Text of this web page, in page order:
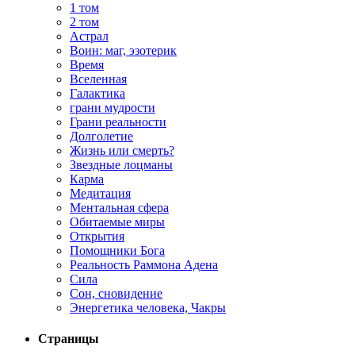
1 том
2 том
Астрал
Воин: маг, эзотерик
Время
Вселенная
Галактика
грани мудрости
Грани реальности
Долголетие
Жизнь или смерть?
Звездные лоцманы
Карма
Медитация
Ментальная сфера
Обитаемые миры
Открытия
Помощники Бога
Реальность Раммона Адена
Сила
Сон, сновидение
Энергетика человека, Чакры
Страницы